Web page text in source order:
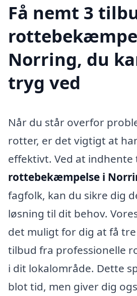
Få nemt 3
Norring, du
tryg ved
Når du står overfor
rotter, er det vigtigt at
effektivt. Ved at indhente
rottebekæmpelse i
fagfolk, kan du sikre dig
løsning til dit behov.
det muligt for dig at få
tilbud fra professionelle
i dit lokalområde. Dette
blot tid, men giver dig